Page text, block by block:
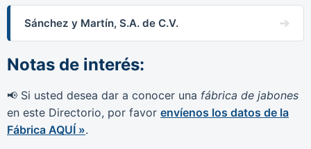
Sánchez y Martín, S.A. de C.V.
Notas de interés:
📢 Si usted desea dar a conocer una fábrica de jabones
en este Directorio, por favor envíenos los datos de la
Fábrica AQUÍ ».